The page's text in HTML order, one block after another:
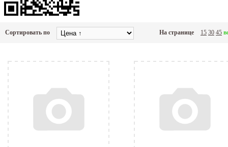
Сортировать по На странице 15 30 45